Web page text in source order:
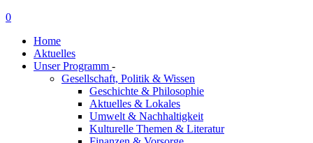
0
Home
Aktuelles
Unser Programm -
Gesellschaft, Politik & Wissen
Geschichte & Philosophie
Aktuelles & Lokales
Umwelt & Nachhaltigkeit
Kulturelle Themen & Literatur